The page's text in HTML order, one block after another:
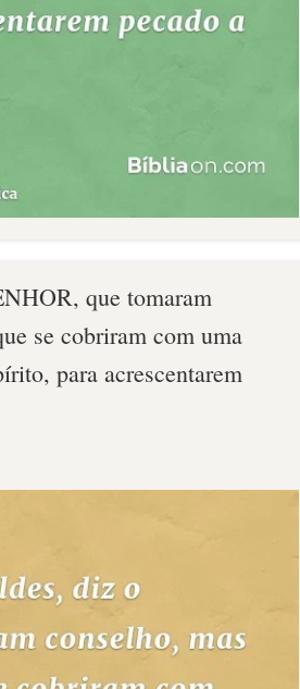
que tomaram
se cobriram com uma
para acrescentarem